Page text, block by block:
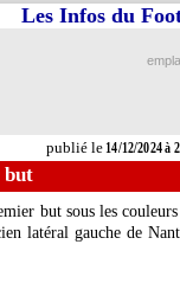
publié le14/12/2024 à
Les Infos du
but
but sous les couleurs
latéral gauche de